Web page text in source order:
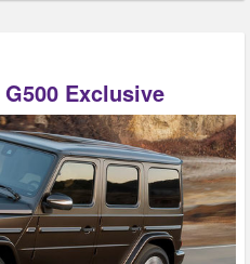
G500 Exclusive